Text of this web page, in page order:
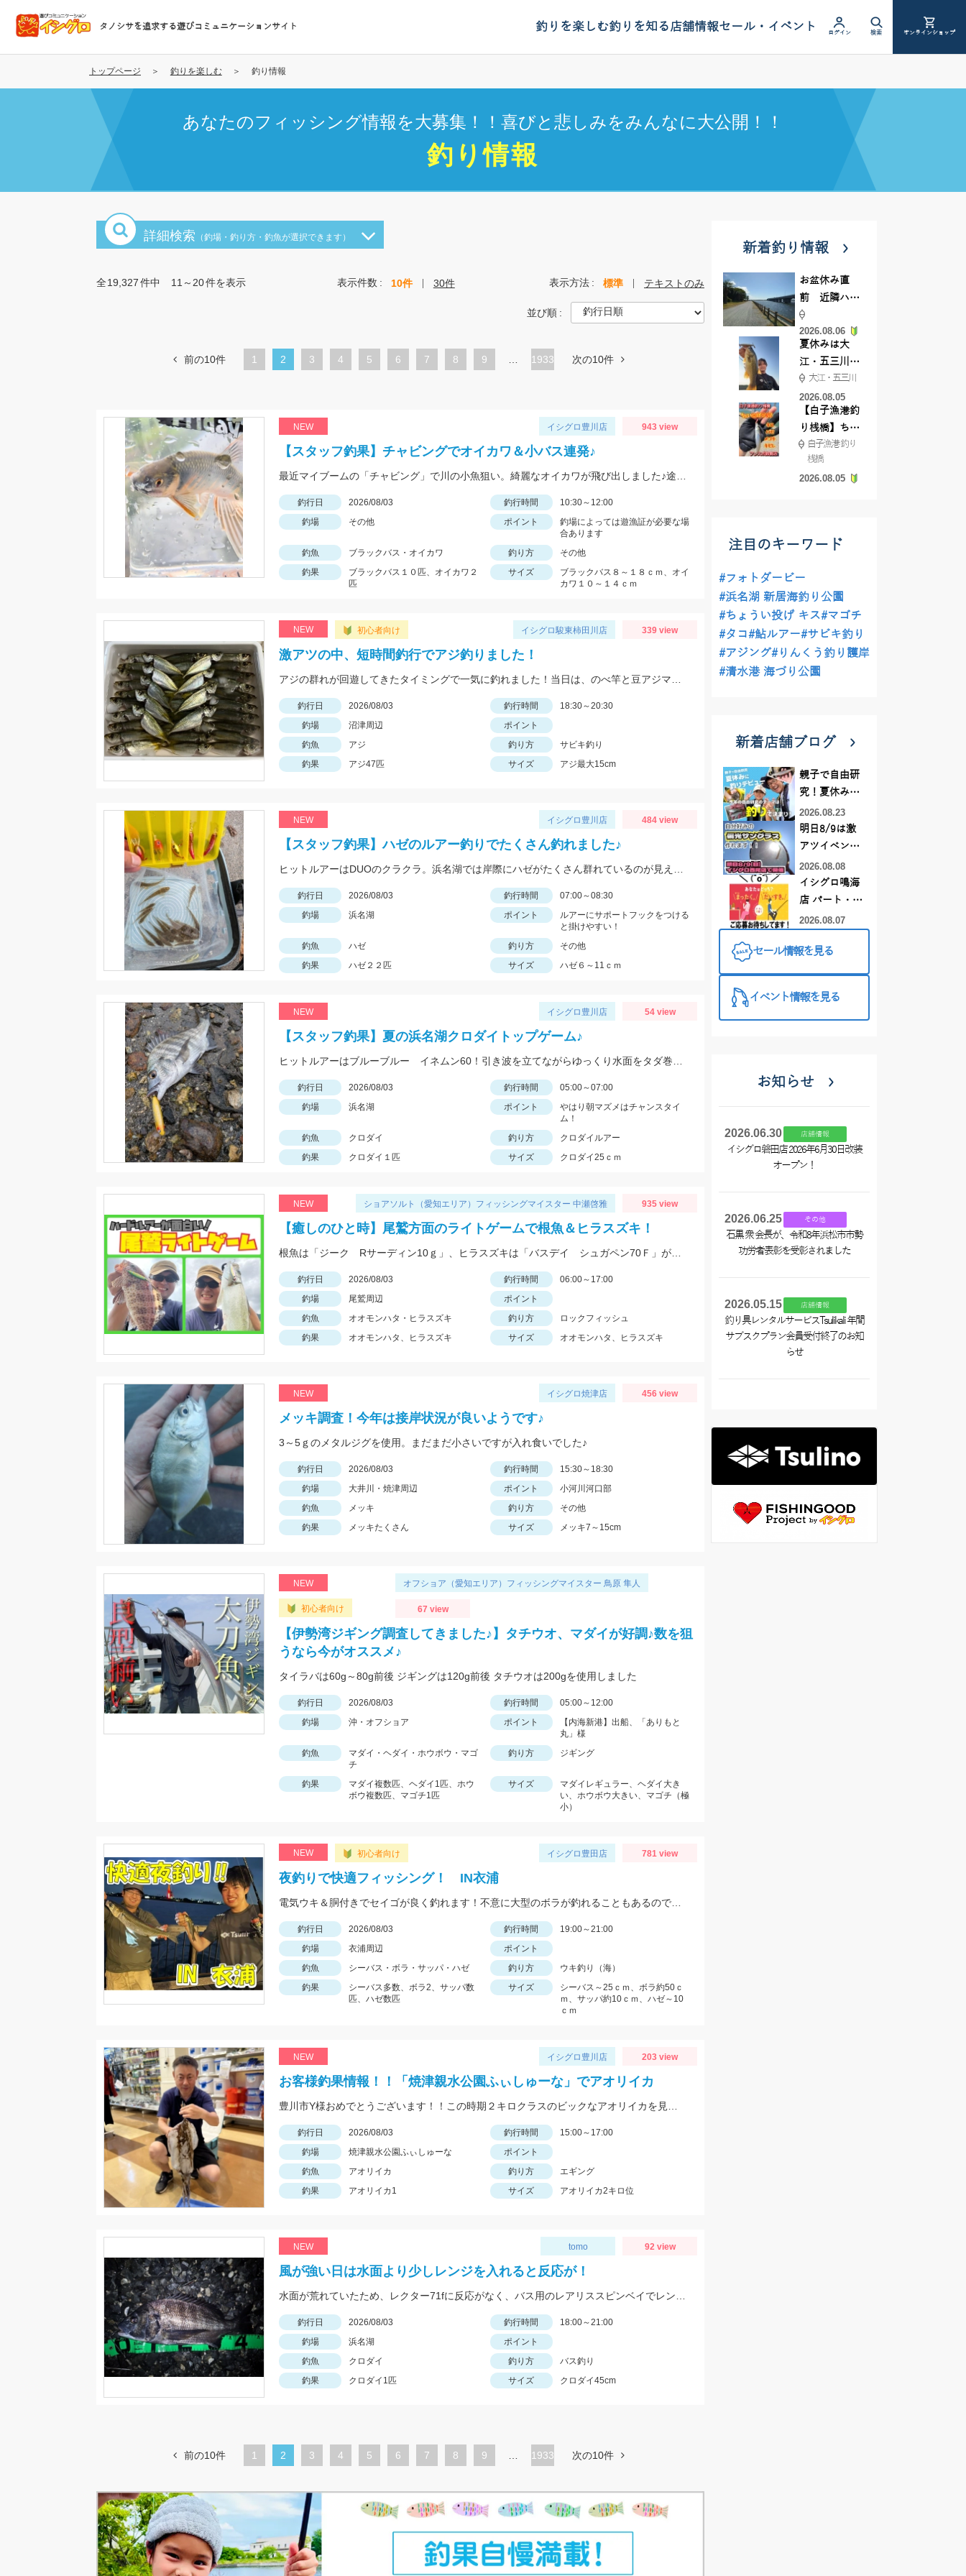
コ
テ
タノシサを追求する遊びコミュニケーションサイト 釣りを楽しむ釣りを知る店舗情報セール・イベント ログイン 検索 オンラインショップ
トップページ 釣りを楽しむ 釣り情報
あなたのフィッシング情報を大募集！！喜びと悲しみをみんなに大公開！！
釣り情報
詳細検索 （釣場・釣り方・釣魚が選択できます）
全19,327件中 11～20件を表示 表示件数 10件 30件 表示方法 標準 テキストのみ
並び順
前の10件 1
カ
ペ
2
ペ
3
ペ
4
ペ
5
ペ
6
ペ
7
ペ
8
ペ
9 1933 次の10件
NEW イシグロ豊川店 943 view
【スタッフ釣果】チャビングでオイカワ＆小バス連発♪
釣行日 2026/08/03 釣行時間
10:30～12:00
釣場
その他 ポイント
釣場によっては遊漁証が必要な場
合あります
釣魚
ブラックバス・オイカワ 釣り方
その他
釣果
ブラックバス１０匹、オイカワ２
匹
サイズ
ブラックバス８～１８ｃｍ、オイ
カワ１０～１４ｃｍ
NEW 初心者向け イシグロ駿東柿田川店 339 view
激アツの中、短時間釣行でアジ釣りました！
釣行日 2026/08/03 釣行時間
18:30～20:30
釣場
沼津周辺
ポイント
釣魚
アジ 釣り方
サビキ釣り
釣果
アジ47匹 サイズ アジ最大15cm
NEW イシグロ豊川店 484 view
【スタッフ釣果】ハゼのルアー釣りでたくさん釣れました♪
釣行日 2026/08/03 釣行時間
07:00～08:30
釣場
浜名湖 ポイント
ルアーにサポートフックをつける
と掛けやすい！
釣魚
ハゼ 釣り方
その他
釣果
ハゼ２２匹 サイズ ハゼ６～11ｃｍ
NEW イシグロ豊川店 54 view
【スタッフ釣果】夏の浜名湖クロダイトップゲーム♪
釣行日 2026/08/03 釣行時間
05:00～07:00
釣場
浜名湖 ポイント
やはり朝マズメはチャンスタイ
ム！
釣魚
クロダイ 釣り方
クロダイルアー
釣果
クロダイ１匹 サイズ クロダイ25ｃｍ
NEW ショアソルト（愛知エリア）フィッシングマイスター 中瀬啓雅 935 view
【癒しのひと時】尾鷲方面のライトゲームで根魚＆ヒラスズキ！
釣行日 2026/08/03 釣行時間
06:00～17:00
釣場
尾鷲周辺
ポイント
釣魚
オオモンハタ・ヒラスズキ 釣り方
ロックフィッシュ
釣果
オオモンハタ、ヒラスズキ サイズ オオモンハタ、ヒラスズキ
NEW イシグロ焼津店 456 view
メッキ調査！今年は接岸状況が良いようです♪
3～5ｇのメタルジグを使用。まだまだ小さいですが入れ食いでした♪
釣行日 2026/08/03 釣行時間
15:30～18:30
釣場
大井川・焼津周辺 ポイント
小河川河口部
釣魚
メッキ 釣り方
その他
釣果
メッキたくさん サイズ メッキ7～15cm
NEW
初心者向け
オフショア（愛知エリア）フィッシングマイスター 鳥原 隼人
67 view
【伊勢湾ジギング調査してきました♪】タチウオ、マダイが好調♪数を狙
うなら今がオススメ♪
タイラバは60g～80g前後 ジギングは120g前後 タチウオは200gを使用しました
釣行日 2026/08/03 釣行時間
05:00～12:00
釣場
沖・オフショア ポイント
【内海新港】出船、「ありもと
丸」様
釣魚
マダイ・ヘダイ・ホウボウ・マゴ
チ
釣り方 ジギング
釣果
マダイ複数匹、ヘダイ1匹、ホウ
ボウ複数匹、マゴチ1匹
サイズ
マダイレギュラー、ヘダイ大き
い、ホウボウ大きい、マゴチ（極
小）
NEW 初心者向け イシグロ豊田店 781 view
夜釣りで快適フィッシング！ IN衣浦
釣行日 2026/08/03 釣行時間
19:00～21:00
釣場
衣浦周辺
ポイント
釣魚
シーバス・ボラ・サッパ・ハゼ 釣り方
ウキ釣り（海）
釣果
シーバス多数、ボラ2、サッパ数
匹、ハゼ数匹
サイズ
シーバス～25ｃｍ、ボラ約50ｃ
ｍ、サッパ約10ｃｍ、ハゼ～10
ｃｍ
NEW イシグロ豊川店 203 view
お客様釣果情報！！「焼津親水公園ふぃしゅーな」でアオリイカ
釣行日 2026/08/03 釣行時間
15:00～17:00
釣場
焼津親水公園ふぃしゅーな
ポイント
釣魚
アオリイカ 釣り方
エギング
釣果
アオリイカ1 サイズ アオリイカ2キロ位
NEW tomo 92 view
風が強い日は水面より少しレンジを入れると反応が！
釣行日 2026/08/03 釣行時間
18:00～21:00
釣場
浜名湖
ポイント
釣魚
クロダイ 釣り方
バス釣り
釣果
クロダイ1匹 サイズ クロダイ45cm
前の10件 1
カ
ン
ト
ペ
ー
2
ペ
ジ
3
ペ
4
ペ
5
ペ
6
ペ
7
ペ
8
ペ
9 1933 次の10件
新着釣り情報
お盆休み直
前 近隣ハゼ
釣り場調査し
てきました
2026.08.06
夏休みは大
江・五三川で
バスフィッシ
ング♪
大江・五三川
2026.08.05
【白子漁港釣
り桟橋】ちょ
い投げ釣りが
絶好調!キスや
ハゼが簡単に
白子漁港 釣り
桟橋
2026.08.05
注目のキーワード
#フォトダービー
#浜名湖 新居海釣り公園
#ちょうい投げ キス#マゴチ
#タコ#鮎ルアー#サビキ釣り
#アジング#りんくう釣り護岸
#清水港 海づり公園
新着店舗ブログ
親子で自由研
究！夏休みに
釣りデビュー
2026.08.23
明日8/9は激
アツイベント
日！！！～オ
ーダー偏光グ
ラス受注会～
2026.08.08
イシグロ鳴海
店 パート・ア
ルバイトスタ
募集中！
2026.08.07
セール情報を見る
イベント情報を見る
お知らせ
2026.06.30 店舗情報
イシグロ磐田店 2026年6月30日改装
オープン！
2026.06.25 その他
石黒 衆 会長が、令和8年浜松市市勢
功労者表彰を受彰されました
2026.05.15 店舗情報
釣り具レンタルサービスTsulikali 年間
サブスクプラン会員受付終了のお知
らせ